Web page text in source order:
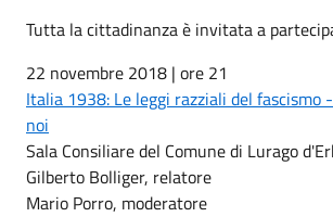
Tutta la cittadinanza è invitata a
22 novembre 2018 | ore 21
Italia 1938: Le leggi razziali del fascismo
noi
Sala Consiliare del Comune di Lurago
Gilberto Bolliger, relatore
Mario Porro, moderatore